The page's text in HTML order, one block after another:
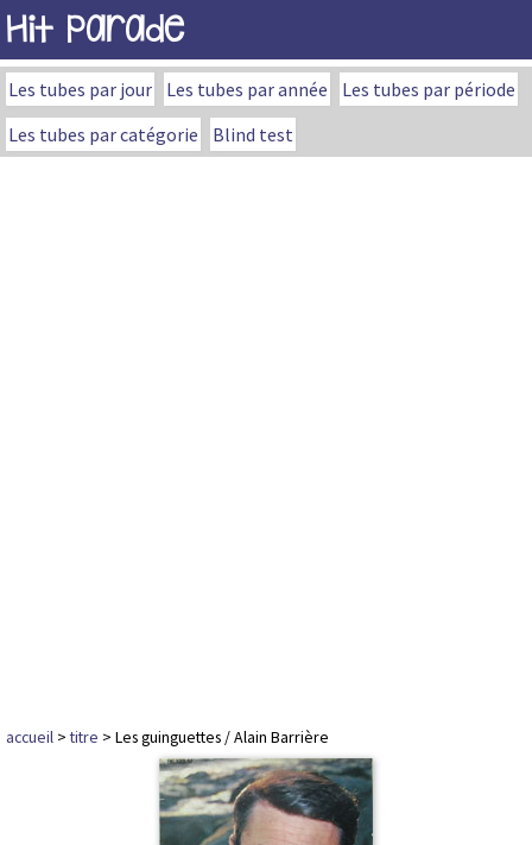
Hit Parade
Les tubes par jour Les tubes par année
Les tubes par période
Les tubes par catégorie
Blind test
accueil >titre > Les guinguettes / Alain Barrière